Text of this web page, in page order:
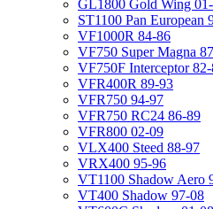
GL1800 Gold Wing
ST1100 Pan European
VF1000R 84-86
VF750 Super Magna
VF750F Interceptor
VFR400R 89-93
VFR750 94-97
VFR750 RC24 86-89
VFR800 02-09
VLX400 Steed 88-97
VRX400 95-96
VT1100 Shadow Aero
VT400 Shadow 97-08